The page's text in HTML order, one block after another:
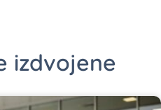
izdvojene